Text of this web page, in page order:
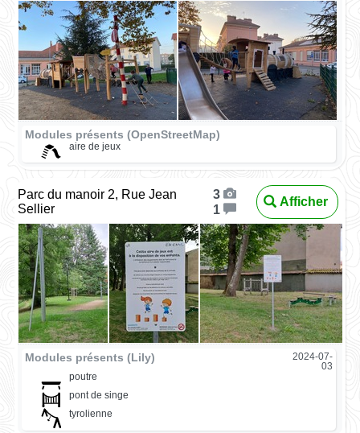
Modules présents (OpenStreetMap)
aire de jeux
Parc du manoir 2, Rue Jean
Sellier
3
1
Afficher
Modules présents (Lily)
2024-07-
03
poutre
pont de singe
tyrolienne